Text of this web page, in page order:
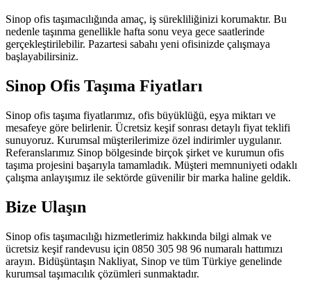
Sinop ofis taşımacılığında amaç, iş sürekliliğinizi korumaktır. Bu
nedenle taşınma genellikle hafta sonu veya gece saatlerinde
gerçekleştirilebilir. Pazartesi sabahı yeni ofisinizde çalışmaya
başlayabilirsiniz.
Sinop Ofis Taşıma Fiyatları
Sinop ofis taşıma fiyatlarımız, ofis büyüklüğü, eşya miktarı ve
mesafeye göre belirlenir. Ücretsiz keşif sonrası detaylı fiyat teklifi
sunuyoruz. Kurumsal müşterilerimize özel indirimler uygulanır.
Referanslarımız Sinop bölgesinde birçok şirket ve kurumun ofis
taşıma projesini başarıyla tamamladık. Müşteri memnuniyeti odaklı
çalışma anlayışımız ile sektörde güvenilir bir marka haline geldik.
Bize Ulaşın
Sinop ofis taşımacılığı hizmetlerimiz hakkında bilgi almak ve
ücretsiz keşif randevusu için 0850 305 98 96 numaralı hattımızı
arayın. Bidüşüntaşın Nakliyat, Sinop ve tüm Türkiye genelinde
kurumsal taşımacılık çözümleri sunmaktadır.